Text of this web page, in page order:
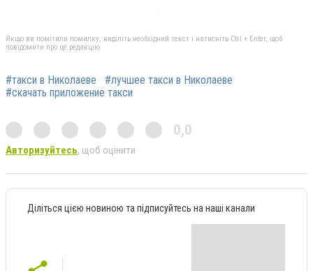
Якщо ви помітили помилку, виділіть необхідний текст і натисніть Ctrl + Enter, щоб
повідомити про це редакцію
#такси в Николаеве
#лучшее такси в Николаеве
#скачать приложение такси
0,0
Авторизуйтесь, щоб оцінити
Діліться цією новиною та підписуйтесь на наші канали